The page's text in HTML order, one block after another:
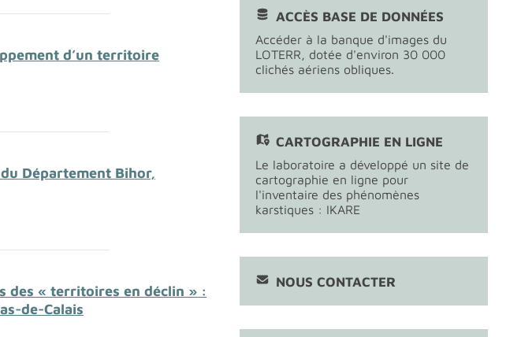
d’un territoire
Département Bihor,
des « territoires en déclin » :
de-Calais
ACCÈS BASE DE DONNÉES
Accéder à la banque d'images du
LOTERR, dotée d'environ 30 000
clichés aériens obliques.
CARTOGRAPHIE EN LIGNE
Le laboratoire a développé un site de
cartographie en ligne pour
l'inventaire des phénomènes
karstiques : IKARE
NOUS CONTACTER